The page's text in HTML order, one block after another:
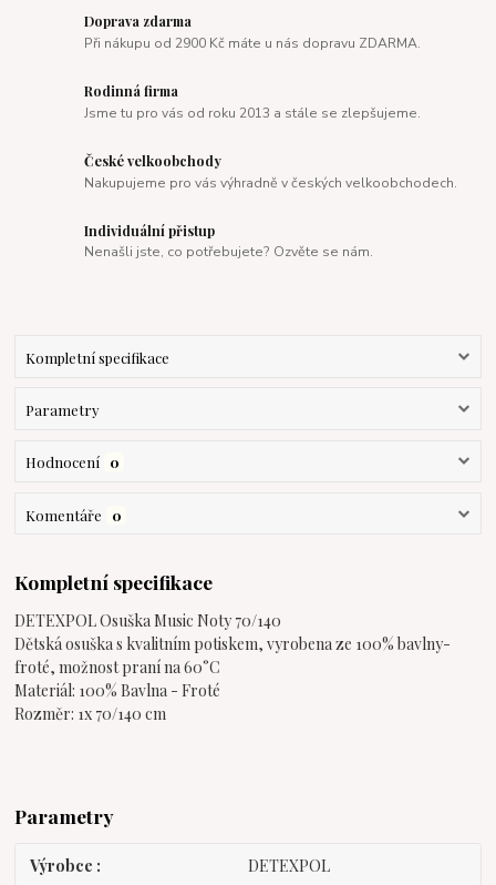
Doprava zdarma
Při nákupu od 2900 Kč máte u nás dopravu ZDARMA.
Rodinná firma
Jsme tu pro vás od roku 2013 a stále se zlepšujeme.
České velkoobchody
Nakupujeme pro vás výhradně v českých velkoobchodech.
Individuální přistup
Nenašli jste, co potřebujete? Ozvěte se nám.
Kompletní specifikace
Parametry
Hodnocení 0
Komentáře 0
Kompletní specifikace
DETEXPOL Osuška Music Noty 70/140
Dětská osuška s kvalitním potiskem, vyrobena ze 100% bavlny-
froté, možnost praní na 60°C
Materiál: 100% Bavlna - Froté
Rozměr: 1x 70/140 cm
Parametry
Výrobce DETEXPOL